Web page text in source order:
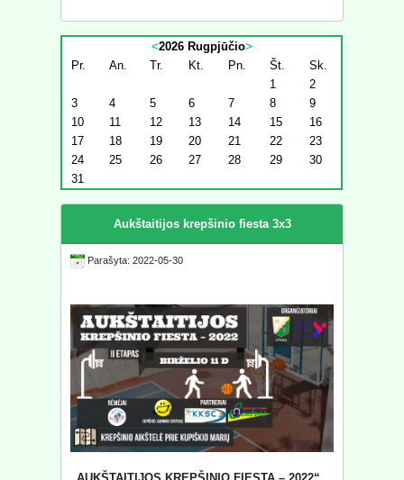
<2026 Rugpjūčio>
Pr.
An. Tr. Kt. Pn. Št.
Sk.
1
2
3
4 5 6 7 8
9
10
11 12 13 14 15
16
17
18 19 20 21 22
23
24
25 26 27 28 29
30
31
Aukštaitijos krepšinio fiesta 3x3
Parašyta: 2022-05-30